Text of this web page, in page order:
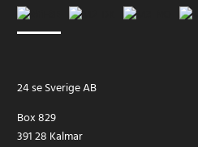
24 se Sverige AB
Box 829
391 28 Kalmar